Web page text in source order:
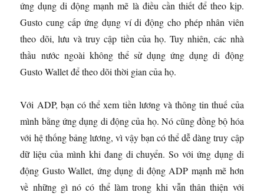
ứng dụng di động mạnh mẽ là điều cần thiết để theo kịp.
Gusto cung cấp ứng dụng ví di động cho phép nhân viên
theo dõi, lưu và truy cập tiền của họ. Tuy nhiên, các nhà
thầu nước ngoài không thể sử dụng ứng dụng di động
Gusto Wallet để theo dõi thời gian của họ.
Với ADP, bạn có thể xem tiền lương và thông tin thuế của
mình bằng ứng dụng di động của họ. Nó cũng đồng bộ hóa
với hệ thống bảng lương, vì vậy bạn có thể dễ dàng truy cập
dữ liệu của mình khi đang di chuyển. So với ứng dụng di
động Gusto Wallet, ứng dụng di động ADP mạnh mẽ hơn
về những gì nó có thể làm trong khi vẫn thân thiện với